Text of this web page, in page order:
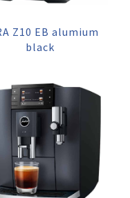
Z10 EB alumium
black